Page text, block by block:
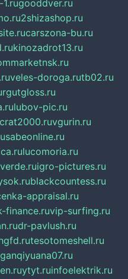
gooddver.ru
2shizashop.ru
carszona-bu.ru
kinozadrot13.ru
veles-doroga.rutb02.ru
lubov-pic.ru
vgurin.ru
sabeonline.ru
lucomoria.ru
igro-pictures.ru
blackcountess.ru
appraisal.ru
finance.ruvip-surfing.ru
dr-pavlush.ru
tesotomeshell.ru
ytyt.ruinfoelektrik.ru